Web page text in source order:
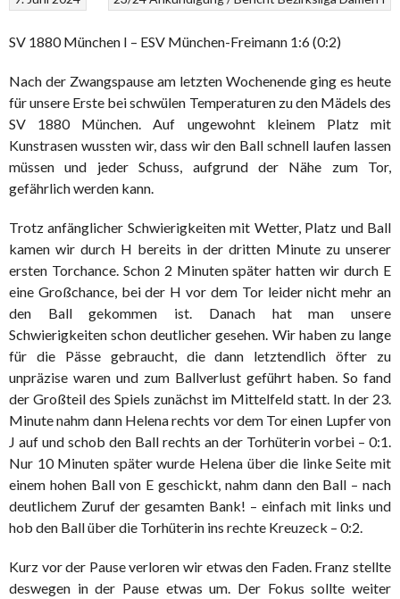
SV 1880 München I – ESV München-Freimann 1:6 (0:2)
Nach der Zwangspause am letzten Wochenende ging es heute
für unsere Erste bei schwülen Temperaturen zu den Mädels des
SV 1880 München. Auf ungewohnt kleinem Platz mit
Kunstrasen wussten wir, dass wir den Ball schnell laufen lassen
müssen und jeder Schuss, aufgrund der Nähe zum Tor,
gefährlich werden kann.
Trotz anfänglicher Schwierigkeiten mit Wetter, Platz und Ball
kamen wir durch H bereits in der dritten Minute zu unserer
ersten Torchance. Schon 2 Minuten später hatten wir durch E
eine Großchance, bei der H vor dem Tor leider nicht mehr an
den Ball gekommen ist. Danach hat man unsere
Schwierigkeiten schon deutlicher gesehen. Wir haben zu lange
für die Pässe gebraucht, die dann letztendlich öfter zu
unpräzise waren und zum Ballverlust geführt haben. So fand
der Großteil des Spiels zunächst im Mittelfeld statt. In der 23.
Minute nahm dann Helena rechts vor dem Tor einen Lupfer von
J auf und schob den Ball rechts an der Torhüterin vorbei – 0:1.
Nur 10 Minuten später wurde Helena über die linke Seite mit
einem hohen Ball von E geschickt, nahm dann den Ball – nach
deutlichem Zuruf der gesamten Bank! – einfach mit links und
hob den Ball über die Torhüterin ins rechte Kreuzeck – 0:2.
Kurz vor der Pause verloren wir etwas den Faden. Franz stellte
deswegen in der Pause etwas um. Der Fokus sollte weiter